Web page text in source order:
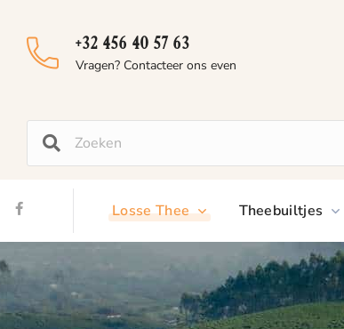
+32 456 40 57 63
Vragen? Contacteer ons even
Losse Thee Theebuiltjes